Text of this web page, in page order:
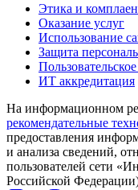
Этика и
Оказание услуг
Использование
Защита
ИТ аккредитация
На информационном
рекомендательные
предоставления
и анализа сведений,
пользователей сети
Российской